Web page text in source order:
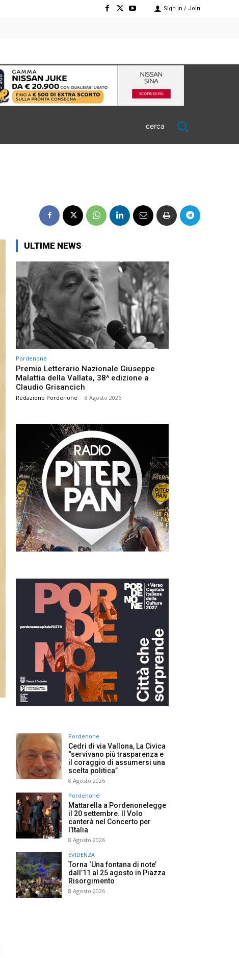
Sign in / Join
cerca
ULTIME NEWS
Pordenone
Premio Letterario Nazionale Giuseppe
Malattia della Vallata, 38^ edizione a
Claudio Grisancich
Redazione Pordenone - 8 Agosto 2026
Pordenone
Cedri di via Vallona, La Civica
“servivano più trasparenza e
il coraggio di assumersi una
scelta politica”
8 Agosto 2026
Pordenone
Mattarella a Pordenonelegge
il 20 settembre. Il Volo
canterà nel Concerto per
l’Italia
8 Agosto 2026
EVIDENZA
Torna ‘Una fontana di note’
dall’11 al 25 agosto in Piazza
Risorgimento
8 Agosto 2026